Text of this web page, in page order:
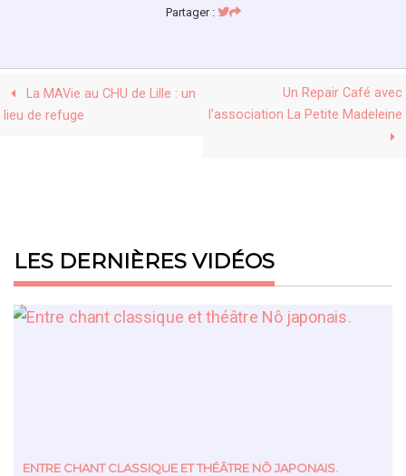
Partager :
La MAVie au CHU de Lille : un
lieu de refuge
Un Repair Café avec
l’association La Petite Madeleine
LES DERNIÈRES VIDÉOS
ENTRE CHANT CLASSIQUE ET THÉÂTRE NÔ JAPONAIS.